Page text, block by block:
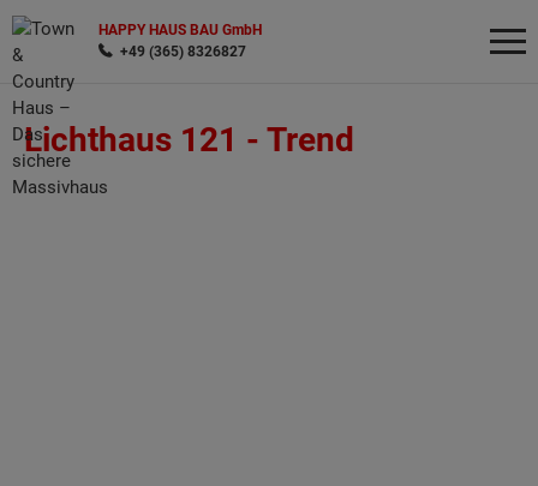
HAPPY HAUS BAU GmbH
+49 (365) 8326827
Lichthaus 121 - Trend
Wonach möchten Sie suchen?